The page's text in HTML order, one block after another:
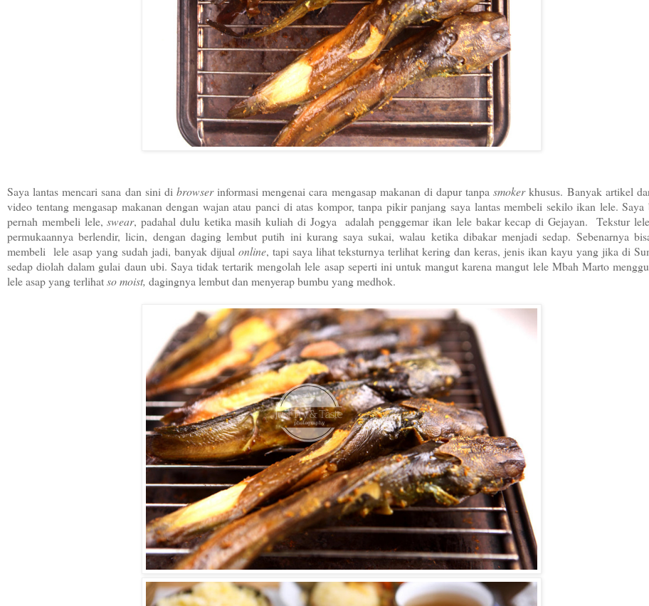
Saya lantas mencari sana dan sini di browserinformasi mengenai cara mengasap makanan di dapur tanpasmokerkhusus. Banyak artikel
video tentang mengasap makanan dengan wajan atau panci di atas kompor, tanpa pikir panjang saya lantas membeli sekilo ikan lele. Saya
pernah membeli lele,swear, padahal dulu ketika masih kuliah di Jogya adalah penggemar ikan lele bakar kecap di Gejayan. Tekstur
permukaannya berlendir, licin, dengan daging lembut putih ini kurang saya sukai, walau ketika dibakar menjadi sedap. Sebenarnya
membeli lele asap yang sudah jadi, banyak dijual online, tapi saya lihat teksturnya terlihat kering dan keras, jenis ikan kayu yang jika di
sedap diolah dalam gulai daun ubi. Saya tidak tertarik mengolah lele asap seperti ini untuk mangut karena mangut lele Mbah Marto
lele asap yang terlihatso moist, dagingnya lembut dan menyerap bumbu yang medhok.